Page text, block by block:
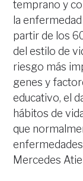
temprano y
la
partir de los
del estilo de
riesgo más
genes y
educativo, el
hábitos de
que
Mercedes